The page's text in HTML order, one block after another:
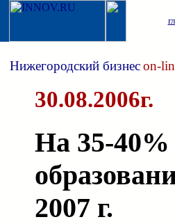
Нижегородский бизнесon-
30.08.2006г.
На 35-40%
2007 г.